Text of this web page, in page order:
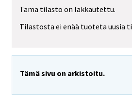
Tämä tilasto on lakkautettu.
Tilastosta ei enää tuoteta uusia
Tämä sivu on arkistoitu.